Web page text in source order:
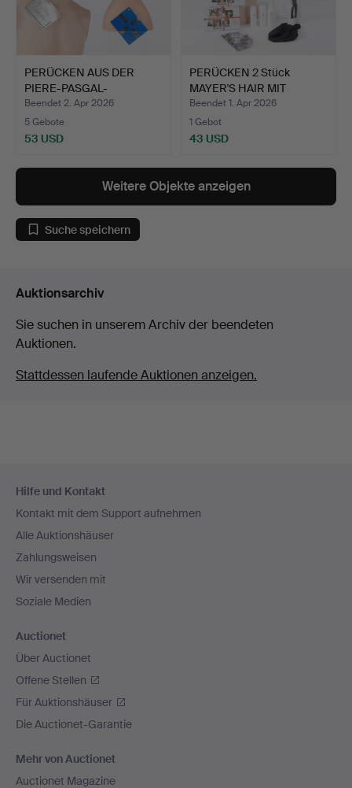
PERÜCKEN AUS DER
PIERE-PASGAL-
KOLLEKTION S…
Beendet 2. Apr 2026
5 Gebote
53 USD
PERÜCKEN 2 Stück
MAYER'S HAIR MIT
ACCESSOI…
Beendet 1. Apr 2026
1 Gebot
43 USD
Weitere Objekte anzeigen
Suche speichern
Auktionsarchiv
Sie suchen in unserem Archiv der beendeten
Auktionen.
Stattdessen laufende Auktionen anzeigen.
Navigation
Hilfe und Kontakt
Kontakt mit dem Support aufnehmen
Alle Auktionshäuser
Zahlungsweisen
Wir versenden mit
Soziale Medien
Auctionet
Über Auctionet
Offene Stellen
Für Auktionshäuser
Die Auctionet-Garantie
Mehr von Auctionet
Auctionet Magazine